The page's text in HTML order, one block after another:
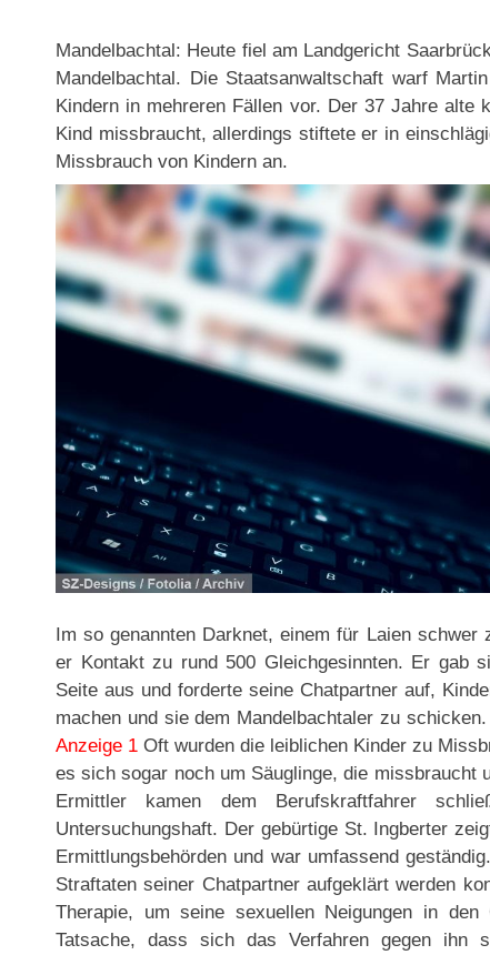
Mandelbachtal: Heute fiel am Landgericht
Mandelbachtal. Die Staatsanwaltschaft warf
Kindern in mehreren Fällen vor. Der 37 Jahre alte
Kind missbraucht, allerdings stiftete er in
Missbrauch von Kindern an.
Im so genannten Darknet, einem für Laien schwer
er Kontakt zu rund 500 Gleichgesinnten. Er gab
Seite aus und forderte seine Chatpartner auf,
machen und sie dem Mandelbachtaler zu
Anzeige 1 Oft wurden die leiblichen Kinder zu
es sich sogar noch um Säuglinge, die missbraucht
Ermittler kamen dem Berufskraftfahrer
Untersuchungshaft. Der gebürtige St. Ingberter
Ermittlungsbehörden und war umfassend
Straftaten seiner Chatpartner aufgeklärt werden
Therapie, um seine sexuellen Neigungen in
Tatsache, dass sich das Verfahren gegen